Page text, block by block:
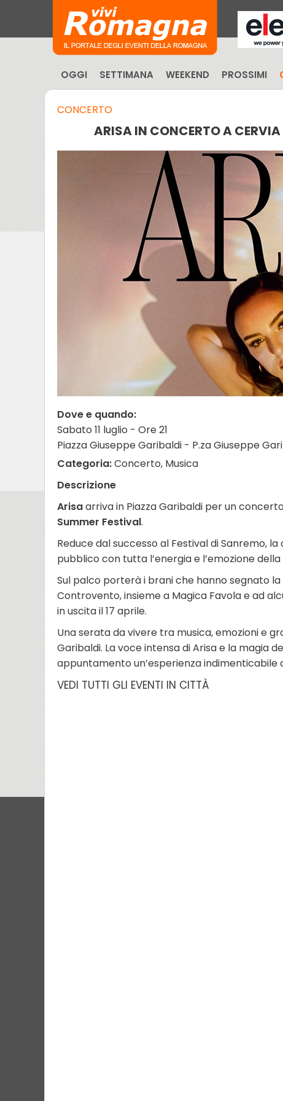
OGGI SETTIMANA WEEKEND PROSSIMI
CONCERTO
ARISA IN CONCERTO A
Dove e quando:
Sabato 11 luglio - Ore 21
Piazza Giuseppe Garibaldi - P.za Giuseppe
Categoria:Concerto, Musica
Descrizione
Arisaarriva in Piazza Garibaldi per un
Summer Festival.
Reduce dal successo al Festival di Sanremo, la
pubblico con tutta l’energia e l’emozione della
Sul palco porterà i brani che hanno segnato
Controvento, insieme a Magica Favola e ad
in uscita il 17 aprile.
Una serata da vivere tra musica, emozioni e
Garibaldi. La voce intensa di Arisa e la magia
appuntamento un’esperienza indimenticabile
VEDI TUTTI GLI EVENTI IN CITTÀ